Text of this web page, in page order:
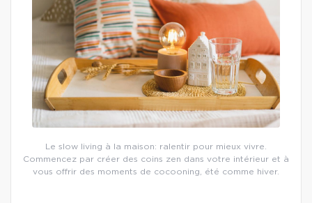
Le slow living à la maison: ralentir pour mieux vivre.
Commencez par créer des coins zen dans votre intérieur et à
vous offrir des moments de cocooning, été comme hiver.